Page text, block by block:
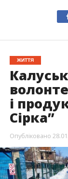
ЖИТТЯ
і
Сірка”
Опубліковано